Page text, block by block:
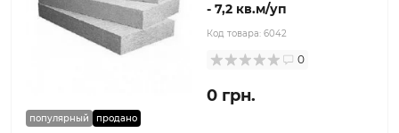
популярный продано
- 7,2 кв.м/уп
Код товара: 6042
0
0 грн.